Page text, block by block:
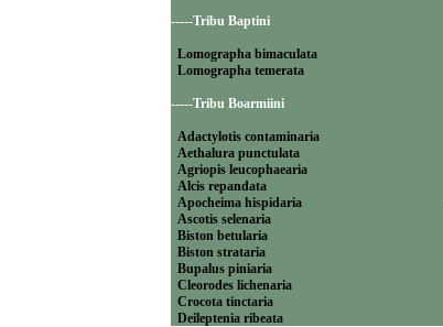
-----Tribu Baptini
Lomographa bimaculata
Lomographa temerata
-----Tribu Boarmiini
Adactylotis contaminaria
Aethalura punctulata
Agriopis leucophaearia
Alcis repandata
Apocheima hispidaria
Ascotis selenaria
Biston betularia
Biston strataria
Bupalus piniaria
Cleorodes lichenaria
Crocota tinctaria
Deileptenia ribeata